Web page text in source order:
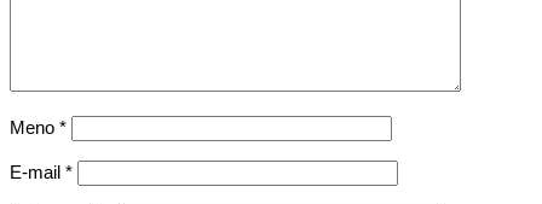
Meno *
E-mail *